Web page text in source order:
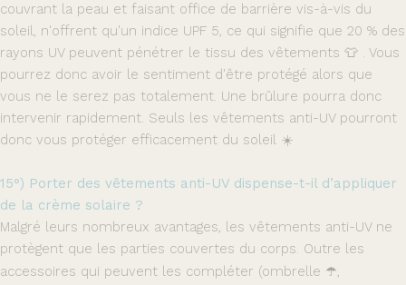
couvrant la peau et faisant office de barrière vis-à-vis du
soleil, n'offrent qu'un indice UPF 5, ce qui signifie que 20 % des
rayons UV peuvent pénétrer le tissu des vêtements 👕 . Vous
pourrez donc avoir le sentiment d'être protégé alors que
vous ne le serez pas totalement. Une brûlure pourra donc
intervenir rapidement. Seuls les vêtements anti-UV pourront
donc vous protéger efficacement du soleil ☀️
15°) Porter des vêtements anti-UV dispense-t-il d’appliquer
de la crème solaire ?
Malgré leurs nombreux avantages, les vêtements anti-UV ne
protègent que les parties couvertes du corps. Outre les
accessoires qui peuvent les compléter (ombrelle ☂️,